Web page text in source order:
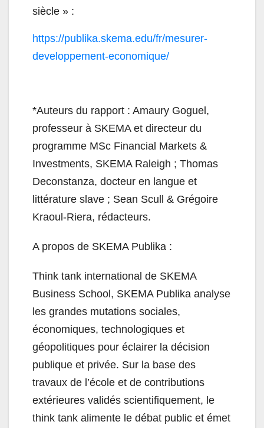
siècle » :
https://publika.skema.edu/fr/mesurer-
developpement-economique/
*Auteurs du rapport : Amaury Goguel,
professeur à SKEMA et directeur du
programme MSc Financial Markets &
Investments, SKEMA Raleigh ; Thomas
Deconstanza, docteur en langue et
littérature slave ; Sean Scull & Grégoire
Kraoul-Riera, rédacteurs.
A propos de SKEMA Publika :
Think tank international de SKEMA
Business School, SKEMA Publika analyse
les grandes mutations sociales,
économiques, technologiques et
géopolitiques pour éclairer la décision
publique et privée. Sur la base des
travaux de l’école et de contributions
extérieures validés scientifiquement, le
think tank alimente le débat public et émet